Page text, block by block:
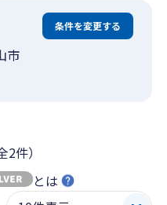
条件を変更する
市
件）
とは